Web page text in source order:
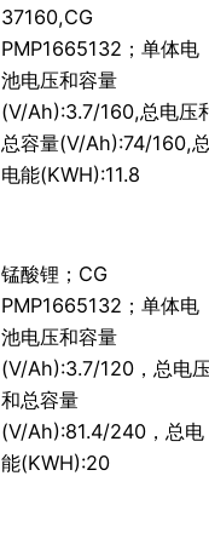
37160,CG
PMP1665132；单体电
池电压和容量
(V/Ah):3.7/160,总电压
总容量(V/Ah):74/160,
电能(KWH):11.8
锰酸锂；CG
PMP1665132；单体电
池电压和容量
(V/Ah):3.7/120，总电
和总容量
(V/Ah):81.4/240，总电
能(KWH):20